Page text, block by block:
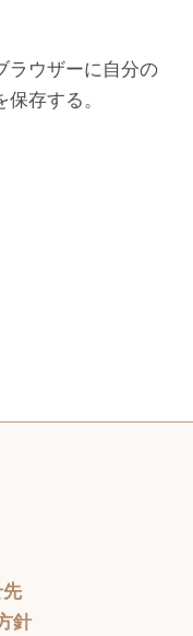
ラウザーに自分の
存する。
針